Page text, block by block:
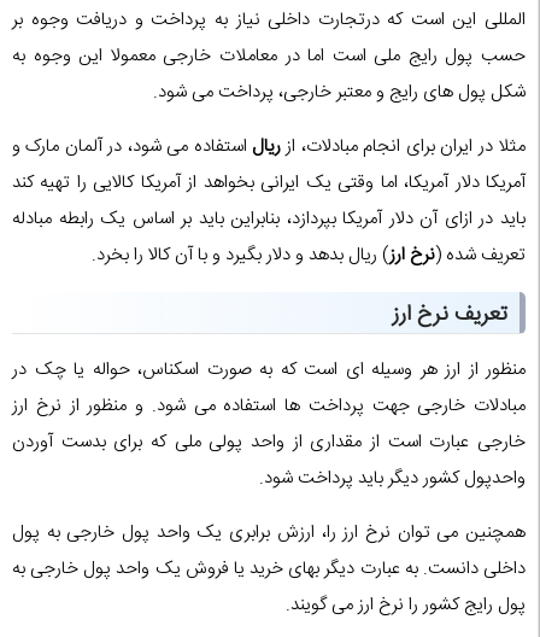
المللی این است که درتجارت داخلی نیاز به پرداخت و دریافت وجوه بر
حسب پول رایج ملی است اما در معاملات خارجی معمولا این وجوه به
شکل پول های رایج و معتبر خارجی، پرداخت می شود.
مثلا در ایران برای انجام مبادلات، ازریالاستفاده می شود، در آلمان مارک و
آمریکا دلار آمریکا، اما وقتی یک ایرانی بخواهد از آمریکا کالایی را تهیه کند
باید در ازای آن دلار آمریکا بپردازد، بنابراین باید بر اساس یک رابطه مبادله
تعریف شده (نرخ ارز) ریال بدهد و دلار بگیرد و با آن کالا را بخرد.
تعریف نرخ ارز
منظور از ارز هر وسیله ای است که به صورت اسکناس، حواله یا چک در
مبادلات خارجی جهت پرداخت ها استفاده می شود. و منظور از نرخ ارز
خارجی عبارت است از مقداری از واحد پولی ملی که برای بدست آوردن
واحدپول کشور دیگر باید پرداخت شود.
همچنین می توان نرخ ارز را، ارزش برابری یک واحد پول خارجی به پول
داخلی دانست. به عبارت دیگر بهای خرید یا فروش یک واحد پول خارجی به
پول رایج کشور را نرخ ارز می گویند.